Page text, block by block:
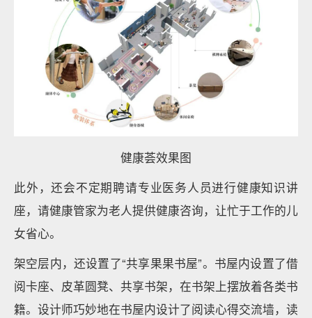
健康荟效果图
此外，还会不定期聘请专业医务人员进行健康知识讲
座，请健康管家为老人提供健康咨询，让忙于工作的儿
女省心。
架空层内，还设置了“共享果果书屋”。书屋内设置了借
阅卡座、皮革圆凳、共享书架，在书架上摆放着各类书
籍。设计师巧妙地在书屋内设计了阅读心得交流墙，读